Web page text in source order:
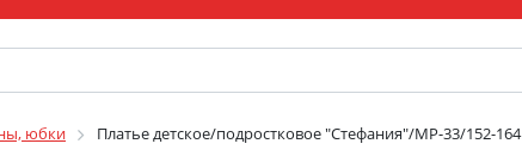
юбки Платье детское/подростковое "Стефания"/МР-33/152-164